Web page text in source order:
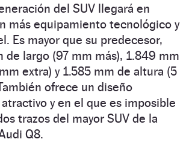
del SUV llegará en
más equipamiento tecnológico y
Es mayor que su predecesor,
de largo (97 mm más), 1.849 mm
extra) y 1.585 mm de altura (5
ofrece un diseño
y en el que es imposible
trazos del mayor SUV de la
Q8.